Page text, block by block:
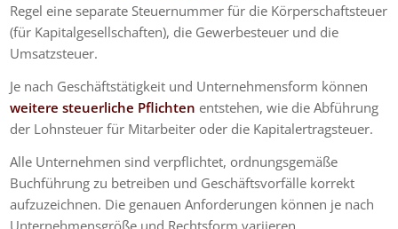
Regel eine separate Steuernummer für die Körperschaftsteuer
(für Kapitalgesellschaften), die Gewerbesteuer und die
Umsatzsteuer.
Je nach Geschäftstätigkeit und Unternehmensform können
weitere steuerliche Pflichten entstehen, wie die Abführung
der Lohnsteuer für Mitarbeiter oder die Kapitalertragsteuer.
Alle Unternehmen sind verpflichtet, ordnungsgemäße
Buchführung zu betreiben und Geschäftsvorfälle korrekt
aufzuzeichnen. Die genauen Anforderungen können je nach
Unternehmensgröße und Rechtsform variieren.